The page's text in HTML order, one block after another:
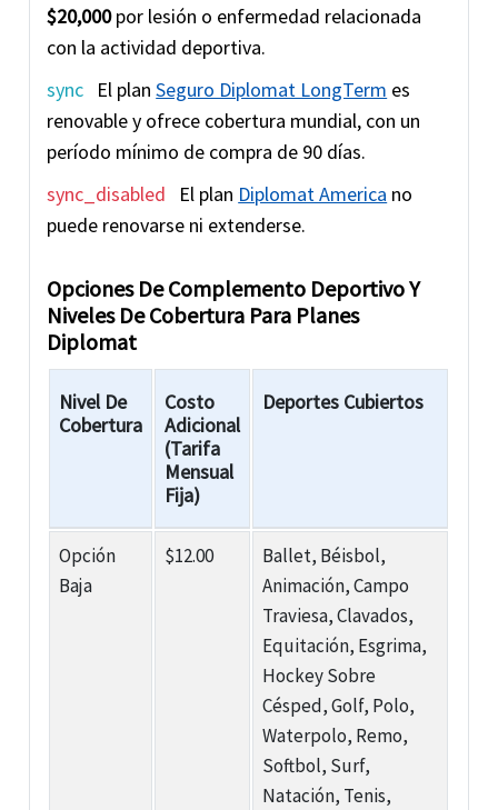
$20,000por lesión o enfermedad relacionada
con la actividad deportiva.
sync
El planSeguro Diplomat LongTerm es
renovable y ofrece cobertura mundial, con un
período mínimo de compra de 90 días.
sync_disabled
El plan Diplomat America no
puede renovarse ni extenderse.
Opciones De Complemento Deportivo Y
Niveles De Cobertura Para Planes
Diplomat
Nivel De
Cobertura
Costo
Adicional
(Tarifa
Mensual
Fija)
Deportes Cubiertos
Opción
Baja
$12.00
Ballet, Béisbol,
Animación, Campo
Traviesa, Clavados,
Equitación, Esgrima,
Hockey Sobre
Césped, Golf, Polo,
Waterpolo, Remo,
Softbol, Surf,
Natación, Tenis,